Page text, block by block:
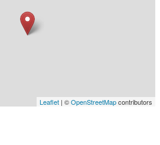
Leaflet | ©OpenStreetMapcontributors